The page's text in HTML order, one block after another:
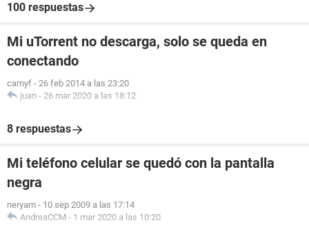
100 respuestas
Mi uTorrent no descarga, solo se queda en
conectando
camyf - 26 feb 2014 a las 23:20
juan - 26 mar 2020 a las 18:12
8 respuestas
Mi teléfono celular se quedó con la pantalla
negra
neryam - 10 sep 2009 a las 17:14
AndreaCCM - 1 mar 2020 a las 10:20